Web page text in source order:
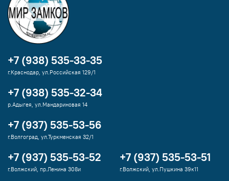
+7 (938) 535-33-35
г.Краснодар, ул.Российская 129/1
+7 (938) 535-32-34
р.Адыгея, ул.Мандариновая 14
+7 (937) 535-53-56
г.Волгоград, ул.Туркменская 32/1
+7 (937) 535-53-52
г.Волжский, пр.Ленина 308и
+7 (937) 535-53-51
г.Волжский, ул.Пушкина 39к11